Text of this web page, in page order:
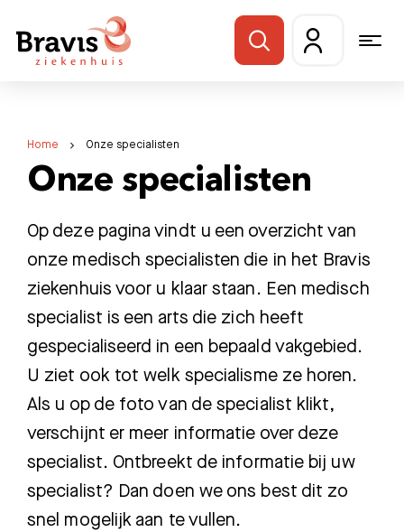
Home Onze specialisten
Onze specialisten
Op deze pagina vindt u een overzicht van
onze medisch specialisten die in het Bravis
ziekenhuis voor u klaar staan. Een medisch
specialist is een arts die zich heeft
gespecialiseerd in een bepaald vakgebied.
U ziet ook tot welk specialisme ze horen.
Als u op de foto van de specialist klikt,
verschijnt er meer informatie over deze
specialist. Ontbreekt de informatie bij uw
specialist? Dan doen we ons best dit zo
snel mogelijk aan te vullen.